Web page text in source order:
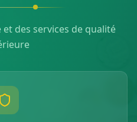
des services de qualité